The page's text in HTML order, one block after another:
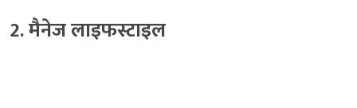
2. मैनेज लाइफस्टाइल